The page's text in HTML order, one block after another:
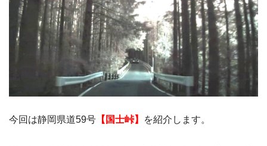
今回は静岡県道59号 【国士峠】 を紹介します。